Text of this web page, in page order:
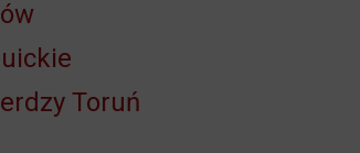
Toruń